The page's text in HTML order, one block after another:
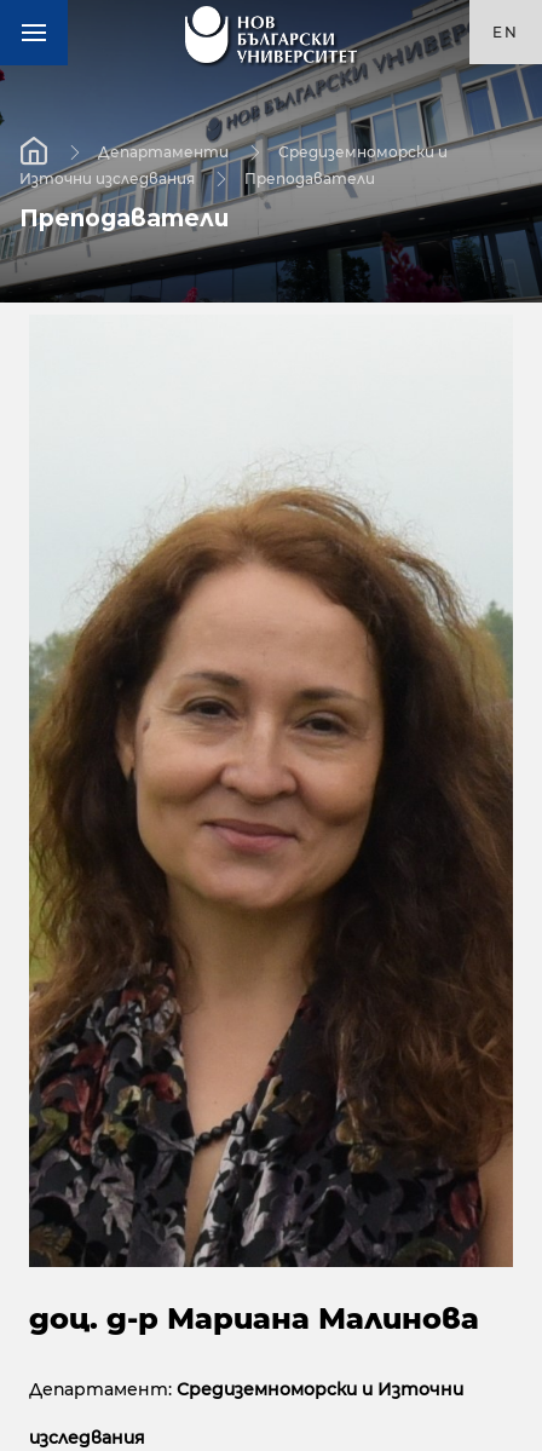
EN
Департаменти
Средиземноморски и
Източни изследвания
Преподаватели
Преподаватели
доц. д-р Мариана Малинова
Департамент: Средиземноморски и Източни
изследвания